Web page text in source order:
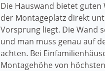
Die Hauswand bietet
der Montageplatz direkt
Vorsprung liegt. Die Wand
und man muss genau auf
achten. Bei
Montagehöhe von